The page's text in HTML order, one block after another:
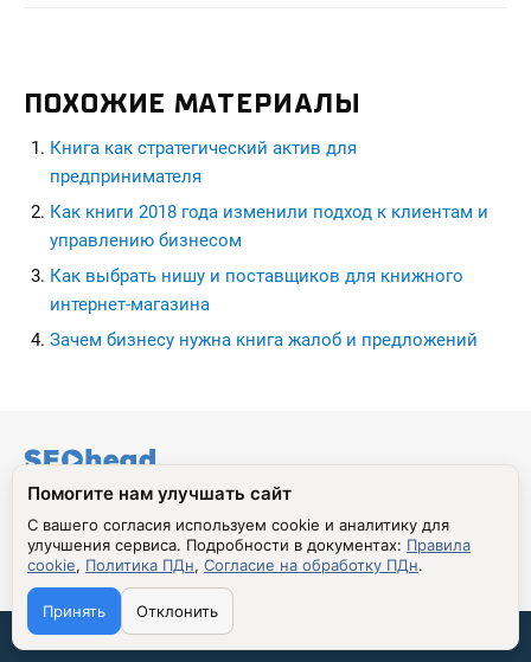
ПОХОЖИЕ МАТЕРИАЛЫ
Книга как стратегический актив для
предпринимателя
Как книги 2018 года изменили подход к клиентам и
управлению бизнесом
Как выбрать нишу и поставщиков для книжного
интернет-магазина
Зачем бизнесу нужна книга жалоб и предложений
© 2009 - 2026 Алексей Лазутин.
Перепечатка и использование материалов с данного сайта,
разрешена только по согласию с владельцем. Владелец
оставляет за собой право воспользоваться 146 статьей
УК РФ при нарушении авторских и смежных прав.
Связаться со мной:
Помогите нам улучшать сайт
С вашего согласия используем cookie и аналитику для
улучшения сервиса. Подробности в документах: Правила
cookie, Политика ПДн, Согласие на обработку ПДн.
Принять Отклонить